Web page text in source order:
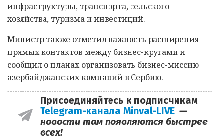
инфраструктуры, транспорта, сельского
хозяйства, туризма и инвестиций.
Министр также отметил важность расширения
прямых контактов между бизнес-кругами и
сообщил о планах организовать бизнес-миссию
азербайджанских компаний в Сербию.
Присоединяйтесь к подписчикам
Telegram-канала Minval-LIVE —
новости там появляются быстрее
всех!